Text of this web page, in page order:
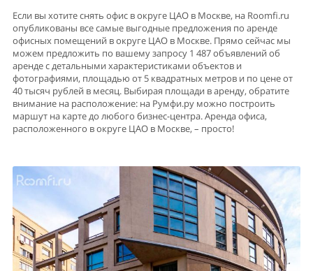
Если вы хотите снять офис в округе ЦАО в Москве, на Roomfi.ru
опубликованы все самые выгодные предложения по аренде
офисных помещений в округе ЦАО в Москве. Прямо сейчас мы
можем предложить по вашему запросу 1 487 объявлений об
аренде с детальными характеристиками объектов и
фотографиями, площадью от 5 квадратных метров и по цене от
40 тысяч рублей в месяц. Выбирая площади в аренду, обратите
внимание на расположение: на Румфи.ру можно построить
маршут на карте до любого бизнес-центра. Аренда офиса,
расположенного в округе ЦАО в Москве, – просто!